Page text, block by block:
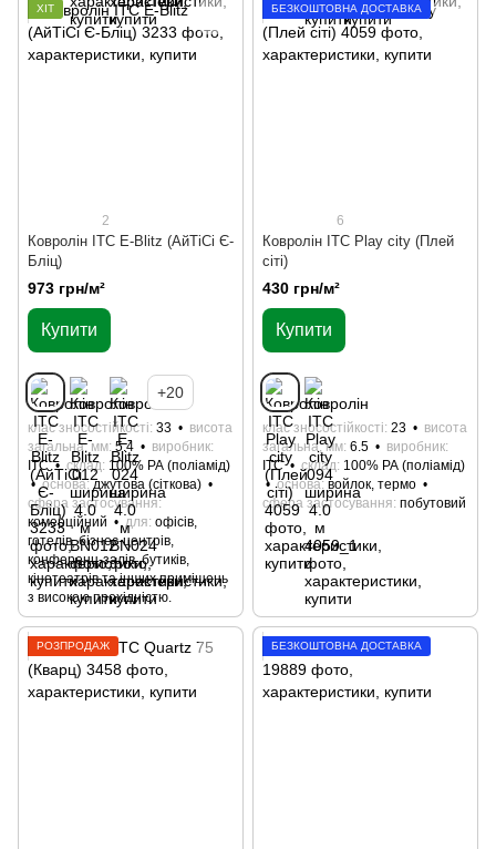
ХІТ
2
Ковролін ITC E-Blitz (АйТіСі Є-
Бліц)
973 грн/м²
Купити
+20
клас зносостійкості 33
висота
загальна, мм 5.4
виробник
ITC
склад 100% РА (поліамід)
основа джутова (сіткова)
сфера застосування
комерційний
для офісів,
готелів, бізнес-центрів,
конференц-залів, бутиків,
кінотеатрів та інших приміщень
з високою прохідністю.
БЕЗКОШТОВНА ДОСТАВКА
6
Ковролін ITC Play city (Плей
сіті)
430 грн/м²
Купити
клас зносостійкості 23
висота
загальна, мм 6.5
виробник
ITC
склад 100% РА (поліамід)
основа войлок, термо
сфера застосування побутовий
РОЗПРОДАЖ БЕЗКОШТОВНА ДОСТАВКА